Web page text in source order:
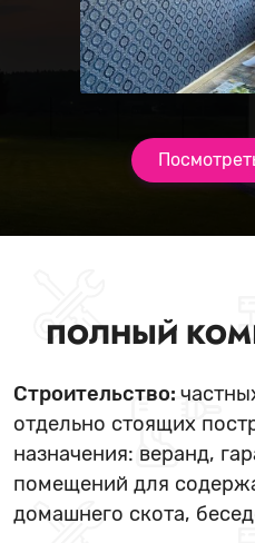
ПОЛНЫЙ
Строительство:
отдельно стоящих
назначения: веранд,
помещений для
домашнего скота,